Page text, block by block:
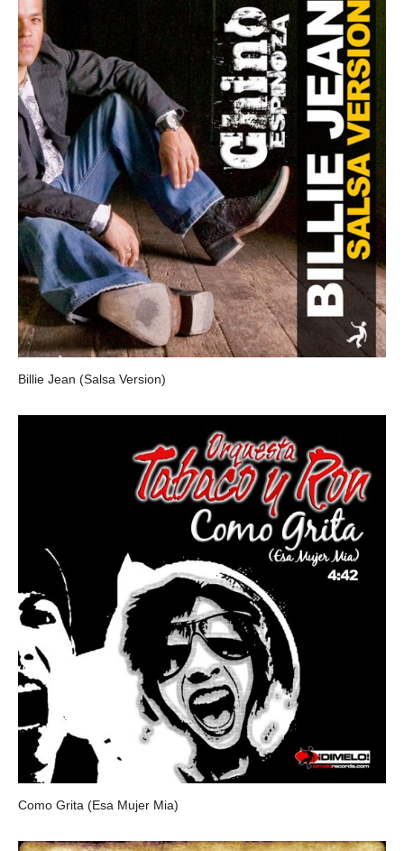
Billie Jean (Salsa Version)
CHINO ESPINOZA Y LOS DUEÑOS DEL SON
Como Grita (Esa Mujer Mia)
ORQUESTA TABACO Y RON